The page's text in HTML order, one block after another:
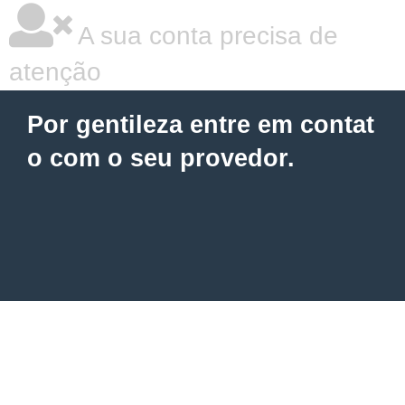
A sua conta precisa de
atenção
Por gentileza entre em contat
o com o seu provedor.